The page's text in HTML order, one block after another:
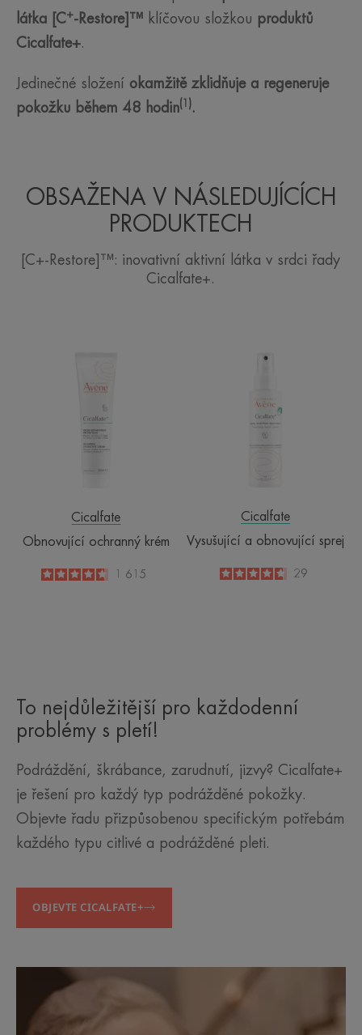
látka [C+-Restore]™ klíčovou složkou produktů
Cicalfate+.
Jedinečné složení okamžitě zklidňuje a regeneruje
pokožku během 48 hodin(1).
OBSAŽENA V NÁSLEDUJÍCÍCH
PRODUKTECH
[C+-Restore]™: inovativní aktivní látka v srdci řady
Cicalfate+.
krém
Cicalfate
Obnovující ochranný krém
4.6
1 615
sprej
Cicalfate
Vysušující a obnovující sprej
4.7
/
5
29
To nejdůležitější pro každodenní
problémy s pletí!
Podráždění, škrábance, zarudnutí, jizvy? Cicalfate+
je řešení pro každý typ podrážděné pokožky.
Objevte řadu přizpůsobenou specifickým potřebám
každého typu citlivé a podrážděné pleti.
OBJEVTE CICALFATE+